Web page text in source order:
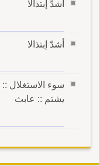
أشدّ إبتذالا
أشدّ إبتذالا
سوء الاستغلال
يشتم :: عابث